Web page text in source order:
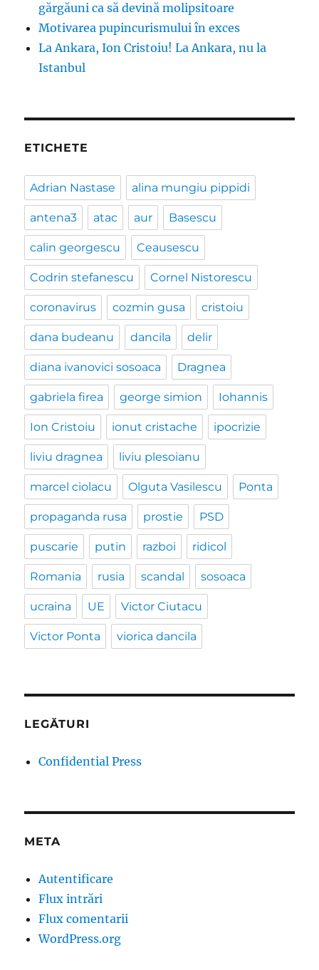
gărgăuni ca să devină molipsitoare
Motivarea pupincurismului în exces
La Ankara, Ion Cristoiu! La Ankara, nu la
Istanbul
ETICHETE
Adrian Nastase alina mungiu pippidi
antena3 atac aur Basescu
calin georgescu Ceausescu
Codrin stefanescu Cornel Nistorescu
coronavirus cozmin gusa cristoiu
dana budeanu dancila delir
diana ivanovici sosoaca Dragnea
gabriela firea george simion Iohannis
Ion Cristoiu ionut cristache ipocrizie
liviu dragnea liviu plesoianu
marcel ciolacu Olguta Vasilescu Ponta
propaganda rusa prostie PSD
puscarie putin razboi ridicol
Romania rusia scandal sosoaca
ucraina UE Victor Ciutacu
Victor Ponta viorica dancila
LEGĂTURI
Confidential Press
META
Autentificare
Flux intrări
Flux comentarii
WordPress.org